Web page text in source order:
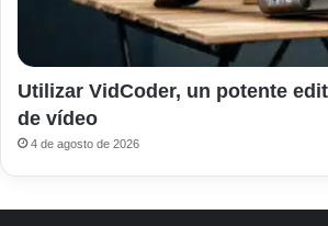
Utilizar VidCoder, un potente
de vídeo
4 de agosto de 2026